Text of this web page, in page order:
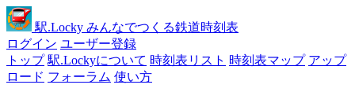
駅.Locky みんなでつくる鉄道時刻表
ログイン ユーザー登録
トップ 駅.Lockyについて 時刻表リスト 時刻表マップ アップ
ロード フォーラム 使い方